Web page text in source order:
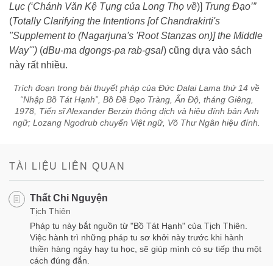
Lục (‘Chánh Văn Kệ Tụng của Long Thọ về)] Trung Đạo’”
(Totally Clarifying the Intentions [of Chandrakirti's
"Supplement to (Nagarjuna's 'Root Stanzas on)] the Middle
Way'") (dBu-ma dgongs-pa rab-gsal) cũng dựa vào sách
này rất nhiều.
Trích đoạn trong bài thuyết pháp của Đức Dalai Lama thứ 14 về
“Nhập Bồ Tát Hạnh”, Bồ Đề Đạo Tràng, Ấn Độ, tháng Giêng,
1978, Tiến sĩ Alexander Berzin thông dịch và hiệu đính bản Anh
ngữ; Lozang Ngodrub chuyển Việt ngữ, Võ Thư Ngân hiệu đính.
TÀI LIỆU LIÊN QUAN
Thất Chi Nguyện
Tịch Thiên
Pháp tu này bắt nguồn từ "Bồ Tát Hạnh" của Tịch Thiên.
Việc hành trì những pháp tu sơ khởi này trước khi hành
thiền hàng ngày hay tu học, sẽ giúp mình có sự tiếp thu một
cách đúng đắn.